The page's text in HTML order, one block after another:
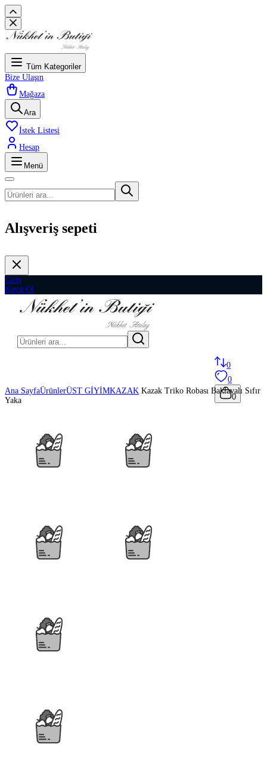
Tüm Kategoriler
Bize Ulaşın
Mağaza
Ara
İstek Listesi
Hesap
Menü
Alışveriş sepeti
Giriş
Kayıt Ol
0
0
0
Ana SayfaÜrünlerÜST GİYİMKAZAK Kazak Triko Robası Baklavalı Sıfır
Yaka